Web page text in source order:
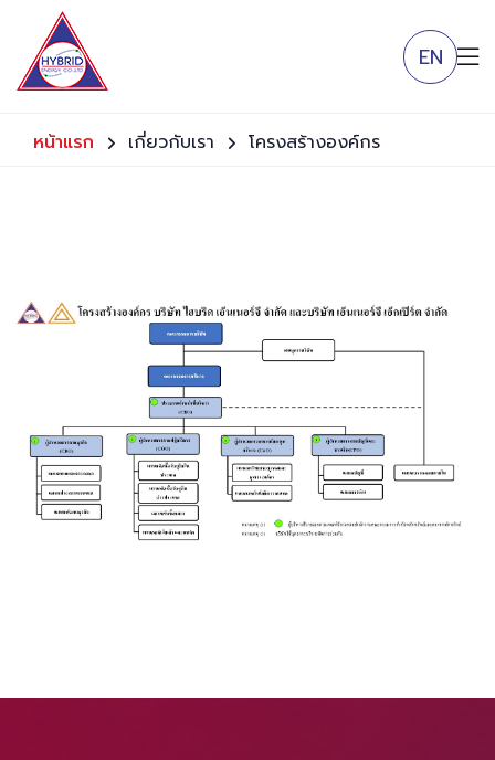
EN
หน้าแรก เกี่ยวกับเรา โครงสร้างองค์กร